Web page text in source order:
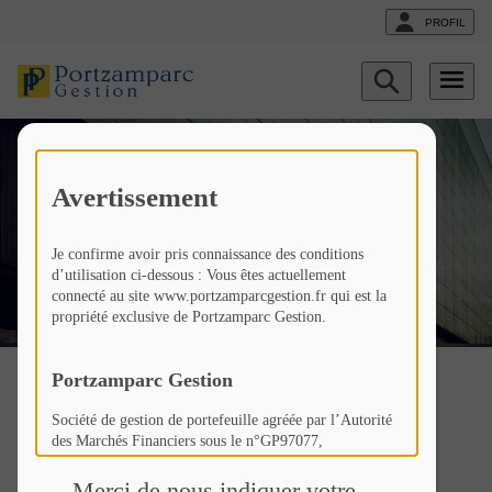
PROFIL
Afficher
le
formulaire
recherche
Avertissement
Je confirme avoir pris connaissance des conditions
d’utilisation ci-dessous : Vous êtes actuellement
connecté au site www.portzamparcgestion.fr qui est la
propriété exclusive de Portzamparc Gestion.
Portzamparc Gestion
Société de gestion de portefeuille agréée par l’Autorité
des Marchés Financiers sous le n°GP97077,
Société Anonyme à Conseil d’Administration au capital
de 307 846 €,
Les news
Fr Liste actualités
Tout voir Démarche ESG Economie